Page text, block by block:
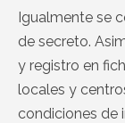
Igualmente se
de secreto.
y registro en
locales y
condiciones de